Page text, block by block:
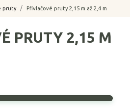
pruty Přívlačové pruty 2,15 m až 2,4 m
PRUTY 2,15 M